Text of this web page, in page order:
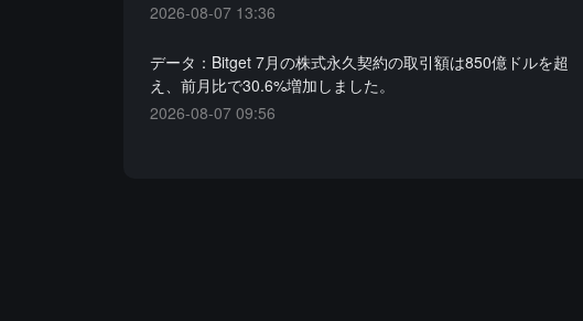
2026-08-07 13:36
データ：Bitget 7月の株式永久契約の取引額は850億ドルを超
え、前月比で30.6%増加しました。
2026-08-07 09:56